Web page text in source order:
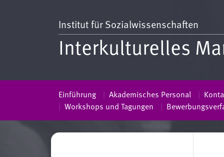
Institut für Sozialwissenschaften
Interkulturelles
Einführung Akademisches Personal
Workshops und Tagungen